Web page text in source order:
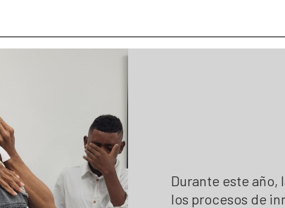
Lineamientos de participación en la búsqueda
Así avanzamos
Listado de personas dadas por
Generación de conocimiento para la
Durante este
los procesos de